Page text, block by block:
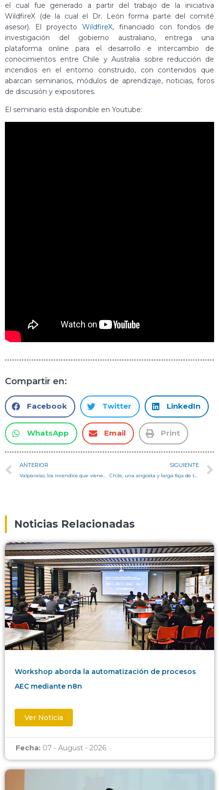
el cual fue generado a partir del trabajo de la iniciativa
WildfireX (de la cual el Dr. León forma parte del comité
asesor). El proyectoWildfireX, financiado con fondos de
investigación del gobierno australiano, entrega una
plataforma online para el desarrollo e intercambio de
conocimientos entre Chile y Australia sobre reducción de
incendios en el entorno construido, con contenidos que
abarcan seminarios, módulos de aprendizaje, noticias, foros
de discusión y expositores.
El seminario está disponible en Youtube:
Compartir en:
Facebook Twitter LinkedIn
WhatsApp Email Print
ANTERIOR SIGUIENTE
Chile, una angosta y larga faja de tomas – Columna Pedro Serrano
Noticias Relacionadas
Workshop aborda la automatización de procesos
AEC mediante n8n
Ver Noticia
Fecha: 07 - August - 2026